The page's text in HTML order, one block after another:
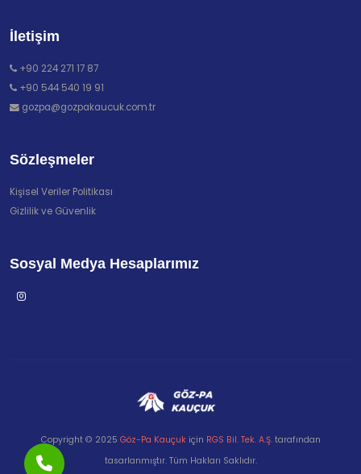
İletişim
+90 224 271 17 87
+90 544 540 19 91
gozpa@gozpakaucuk.com.tr
Sözleşmeler
Kişisel Veriler Politikası
Gizlilik ve Güvenlik
Sosyal Medya Hesaplarımız
Copyright © 2025 Göz-Pa Kauçukiçin RGS Bil. Tek. A.Ş.tarafından
tasarlanmıştır. Tüm Hakları Saklıdır.